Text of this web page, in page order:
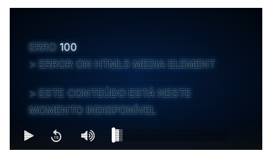
ERRO 100
ERROR ON HTML5 MEDIA ELEMENT
ESTE CONTEÚDO ESTÁ NESTE
MOMENTO INDISPONÍVEL